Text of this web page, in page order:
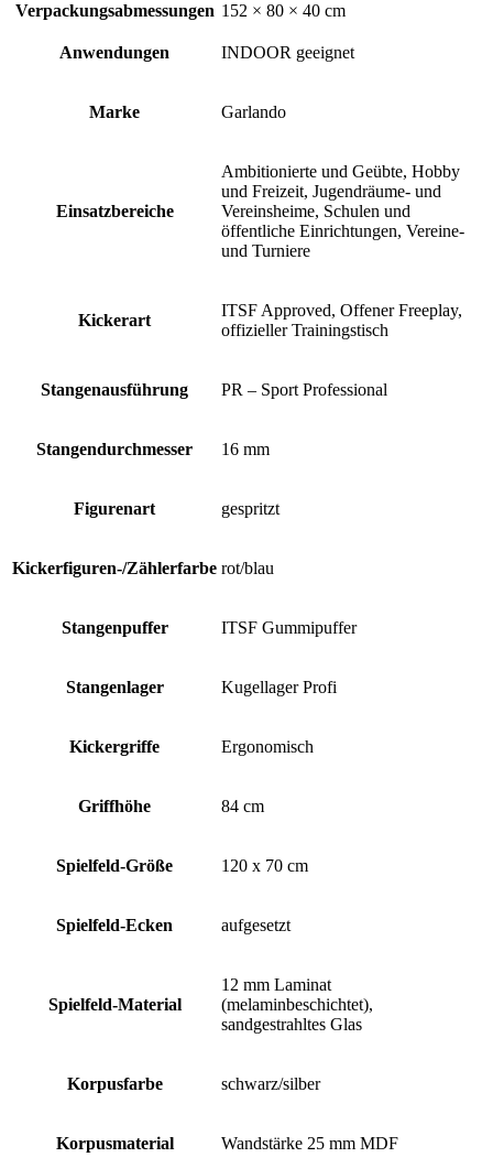
Verpackungsabmessungen 152 × 80 × 40 cm
Anwendungen INDOOR geeignet
Marke Garlando
Einsatzbereiche
Ambitionierte und Geübte, Hobby
und Freizeit, Jugendräume- und
Vereinsheime, Schulen und
öffentliche Einrichtungen, Vereine-
und Turniere
Kickerart
ITSF Approved, Offener Freeplay,
offizieller Trainingstisch
Stangenausführung PR – Sport Professional
Stangendurchmesser 16 mm
Figurenart gespritzt
Kickerfiguren-/Zählerfarbe rot/blau
Stangenpuffer ITSF Gummipuffer
Stangenlager Kugellager Profi
Kickergriffe Ergonomisch
Griffhöhe 84 cm
Spielfeld-Größe 120 x 70 cm
Spielfeld-Ecken aufgesetzt
Spielfeld-Material
12 mm Laminat
(melaminbeschichtet),
sandgestrahltes Glas
Korpusfarbe schwarz/silber
Korpusmaterial Wandstärke 25 mm MDF